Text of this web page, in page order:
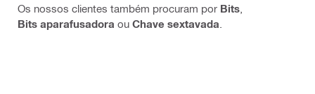
Os nossos clientes também procuram por Bits
Bits aparafusadora ou Chave sextavada